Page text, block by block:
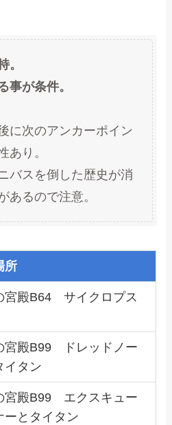
。
事が条件。
に次のアンカーポイン
あり。
バスを倒した歴史が消
あるので注意。
所
宮殿B64 サイクロプス
宮殿B99 ドレッドノー
イタン
宮殿B99 エクスキュー
ーとタイタン